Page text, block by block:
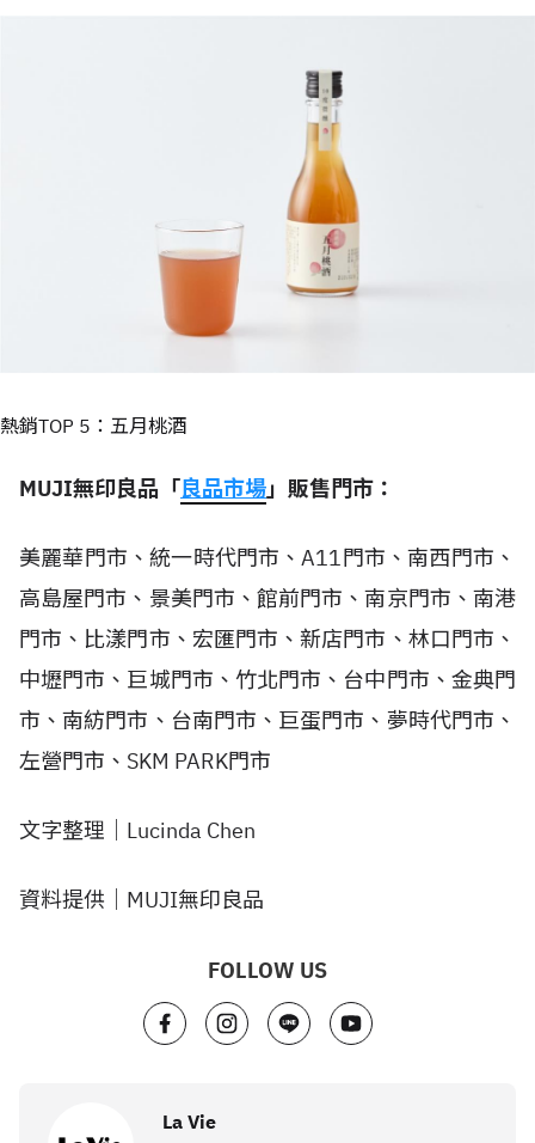
熱銷TOP 5：五月桃酒
MUJI無印良品「良品市場」販售門市：
美麗華門市、統一時代門市、A11門市、南西門市、
高島屋門市、景美門市、館前門市、南京門市、南港
門市、比漾門市、宏匯門市、新店門市、林口門市、
中壢門市、巨城門市、竹北門市、台中門市、金典門
市、南紡門市、台南門市、巨蛋門市、夢時代門市、
左營門市、SKM PARK門市
文字整理｜Lucinda Chen
資料提供｜MUJI無印良品
FOLLOW US
La Vie